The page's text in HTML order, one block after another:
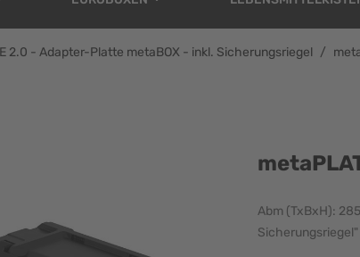
2.0 - Adapter-Platte metaBOX - inkl. Sicherungsriegel /
2.0 - Adapter-
Abm (TxBxH):
Sicherungsriegel"